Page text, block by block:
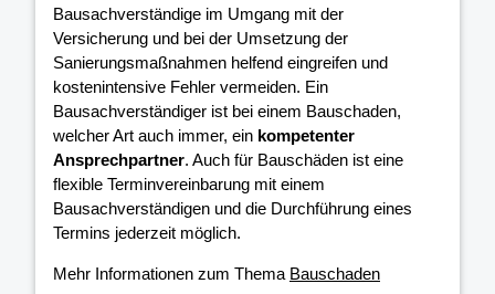
Bausachverständige im Umgang mit der
Versicherung und bei der Umsetzung der
Sanierungsmaßnahmen helfend eingreifen und
kostenintensive Fehler vermeiden. Ein
Bausachverständiger ist bei einem Bauschaden,
welcher Art auch immer, ein kompetenter
Ansprechpartner. Auch für Bauschäden ist eine
flexible Terminvereinbarung mit einem
Bausachverständigen und die Durchführung eines
Termins jederzeit möglich.
Mehr Informationen zum Thema Bauschaden